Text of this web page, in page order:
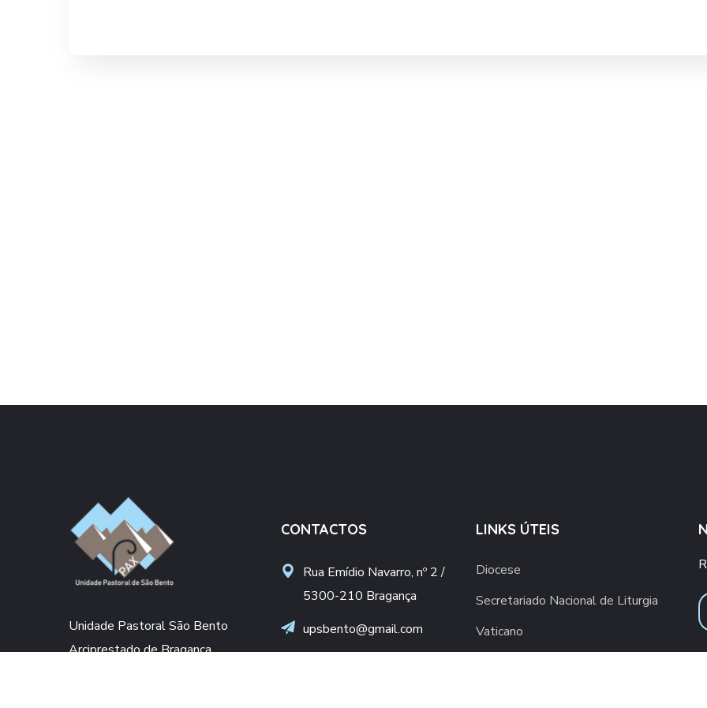
Unidade Pastoral São Bento
Arciprestado de Bragança
CONTACTOS
Rua Emídio Navarro, nº 2 /
5300-210 Bragança
upsbento@gmail.com
LINKS ÚTEIS
Diocese
Secretariado Nacional de Liturgia
Vaticano